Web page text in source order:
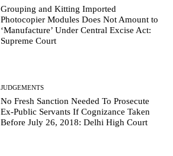
Grouping and Kitting Imported
Photocopier Modules Does Not Amount to
‘Manufacture’ Under Central Excise Act:
Supreme Court
JUDGEMENTS
No Fresh Sanction Needed To Prosecute
Ex-Public Servants If Cognizance Taken
Before July 26, 2018: Delhi High Court